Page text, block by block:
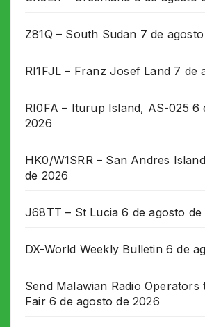
Z81Q – South Sudan 7 de
RI1FJL – Franz Josef Land 7 de
RI0FA – Iturup Island, AS-025 6
2026
HK0/W1SRR – San Andres Island
de 2026
J68TT – St Lucia 6 de agosto de
DX-World Weekly Bulletin 6 de
Send Malawian Radio
Fair 6 de agosto de 2026